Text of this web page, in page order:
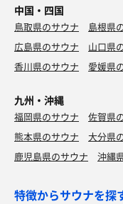
中国・四国
鳥取県のサウナ 島根県
広島県のサウナ
山口県
香川県のサウナ
愛媛県
九州・沖縄
福岡県のサウナ 佐賀県
熊本県のサウナ
大分県
鹿児島県のサウナ
沖縄
特徴からサウナを探